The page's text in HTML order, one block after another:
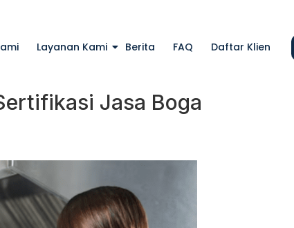
Layanan Kami Berita FAQ Daftar Klien
Jasa Boga